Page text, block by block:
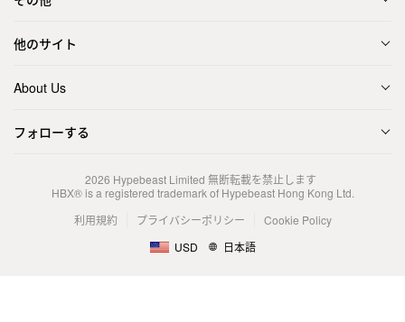
他のサイト
About Us
フォローする
2026 Hypebeast Limited 無断転載を禁止します
HBX® is a registered trademark of Hypebeast Hong Kong Ltd.
利用規約
プライバシーポリシー
Cookie Policy
USD
日本語